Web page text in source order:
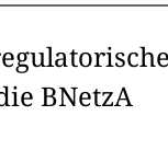
BNetzA